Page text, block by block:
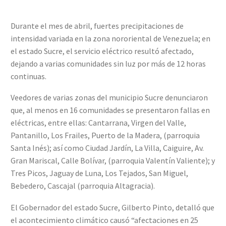
Durante el mes de abril, fuertes precipitaciones de
intensidad variada en la zona nororiental de Venezuela; en
el estado Sucre, el servicio eléctrico resultó afectado,
dejando a varias comunidades sin luz por más de 12 horas
continuas.
Veedores de varias zonas del municipio Sucre denunciaron
que, al menos en 16 comunidades se presentaron fallas en
eléctricas, entre ellas: Cantarrana, Virgen del Valle,
Pantanillo, Los Frailes, Puerto de la Madera, (parroquia
Santa Inés); así como Ciudad Jardín, La Villa, Caiguire, Av.
Gran Mariscal, Calle Bolívar, (parroquia Valentín Valiente); y
Tres Picos, Jaguay de Luna, Los Tejados, San Miguel,
Bebedero, Cascajal (parroquia Altagracia).
El Gobernador del estado Sucre, Gilberto Pinto, detalló que
el acontecimiento climático causó “afectaciones en 25